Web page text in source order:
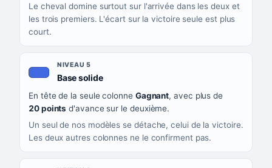
Le cheval domine surtout sur l'arrivée dans les deux et
les trois premiers. L'écart sur la victoire seule est plus
court.
NIVEAU 5
Base solide, couleur bleu roi
En tête de la seule colonne Gagnant, avec plus de
20 points d'avance sur le deuxième.
Un seul de nos modèles se détache, celui de la victoire.
Les deux autres colonnes ne le confirment pas.